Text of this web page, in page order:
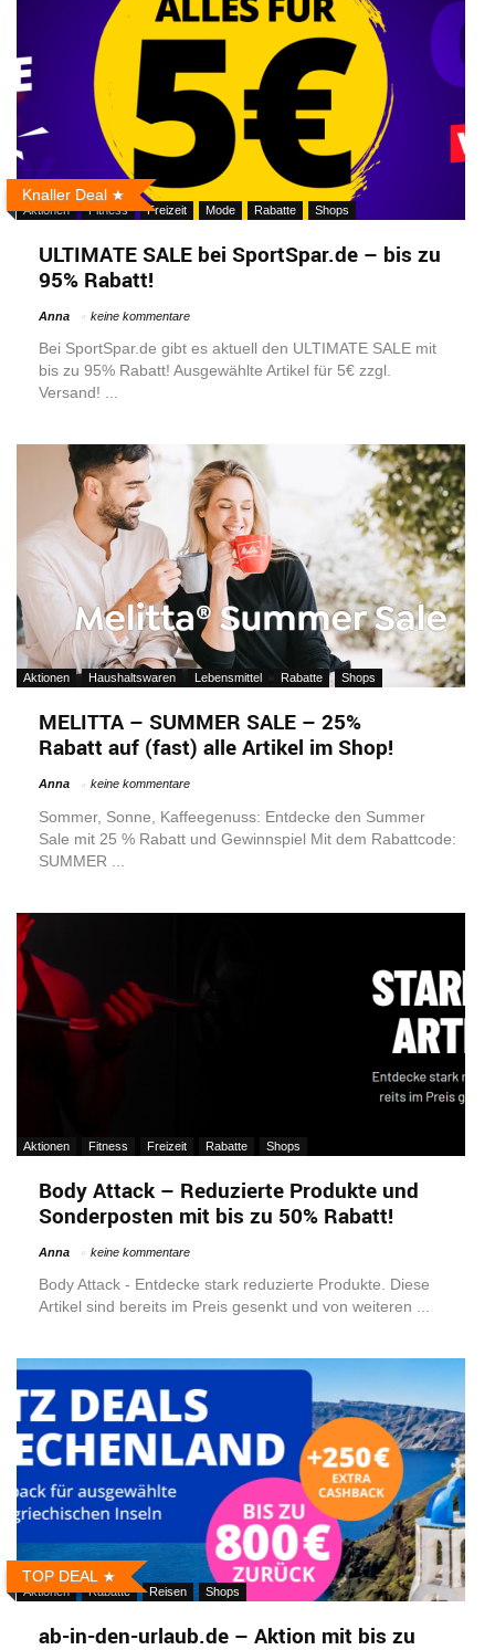
Knaller Deal
Aktionen Fitness Freizeit Mode Rabatte Shops
ULTIMATE SALE bei SportSpar.de – bis zu
95% Rabatt!
Anna keine kommentare
Bei SportSpar.de gibt es aktuell den ULTIMATE SALE mit
bis zu 95% Rabatt! Ausgewählte Artikel für 5€ zzgl.
Versand! ...
Aktionen Haushaltswaren Lebensmittel Rabatte Shops
MELITTA – SUMMER SALE – 25%
Rabatt auf (fast) alle Artikel im Shop!
Anna keine kommentare
Sommer, Sonne, Kaffeegenuss: Entdecke den Summer
Sale mit 25 % Rabatt und Gewinnspiel Mit dem Rabattcode:
SUMMER ...
Aktionen Fitness Freizeit Rabatte Shops
Body Attack – Reduzierte Produkte und
Sonderposten mit bis zu 50% Rabatt!
Anna keine kommentare
Body Attack - Entdecke stark reduzierte Produkte. Diese
Artikel sind bereits im Preis gesenkt und von weiteren ...
TOP DEAL
Aktionen Rabatte Reisen Shops
ab-in-den-urlaub.de – Aktion mit bis zu